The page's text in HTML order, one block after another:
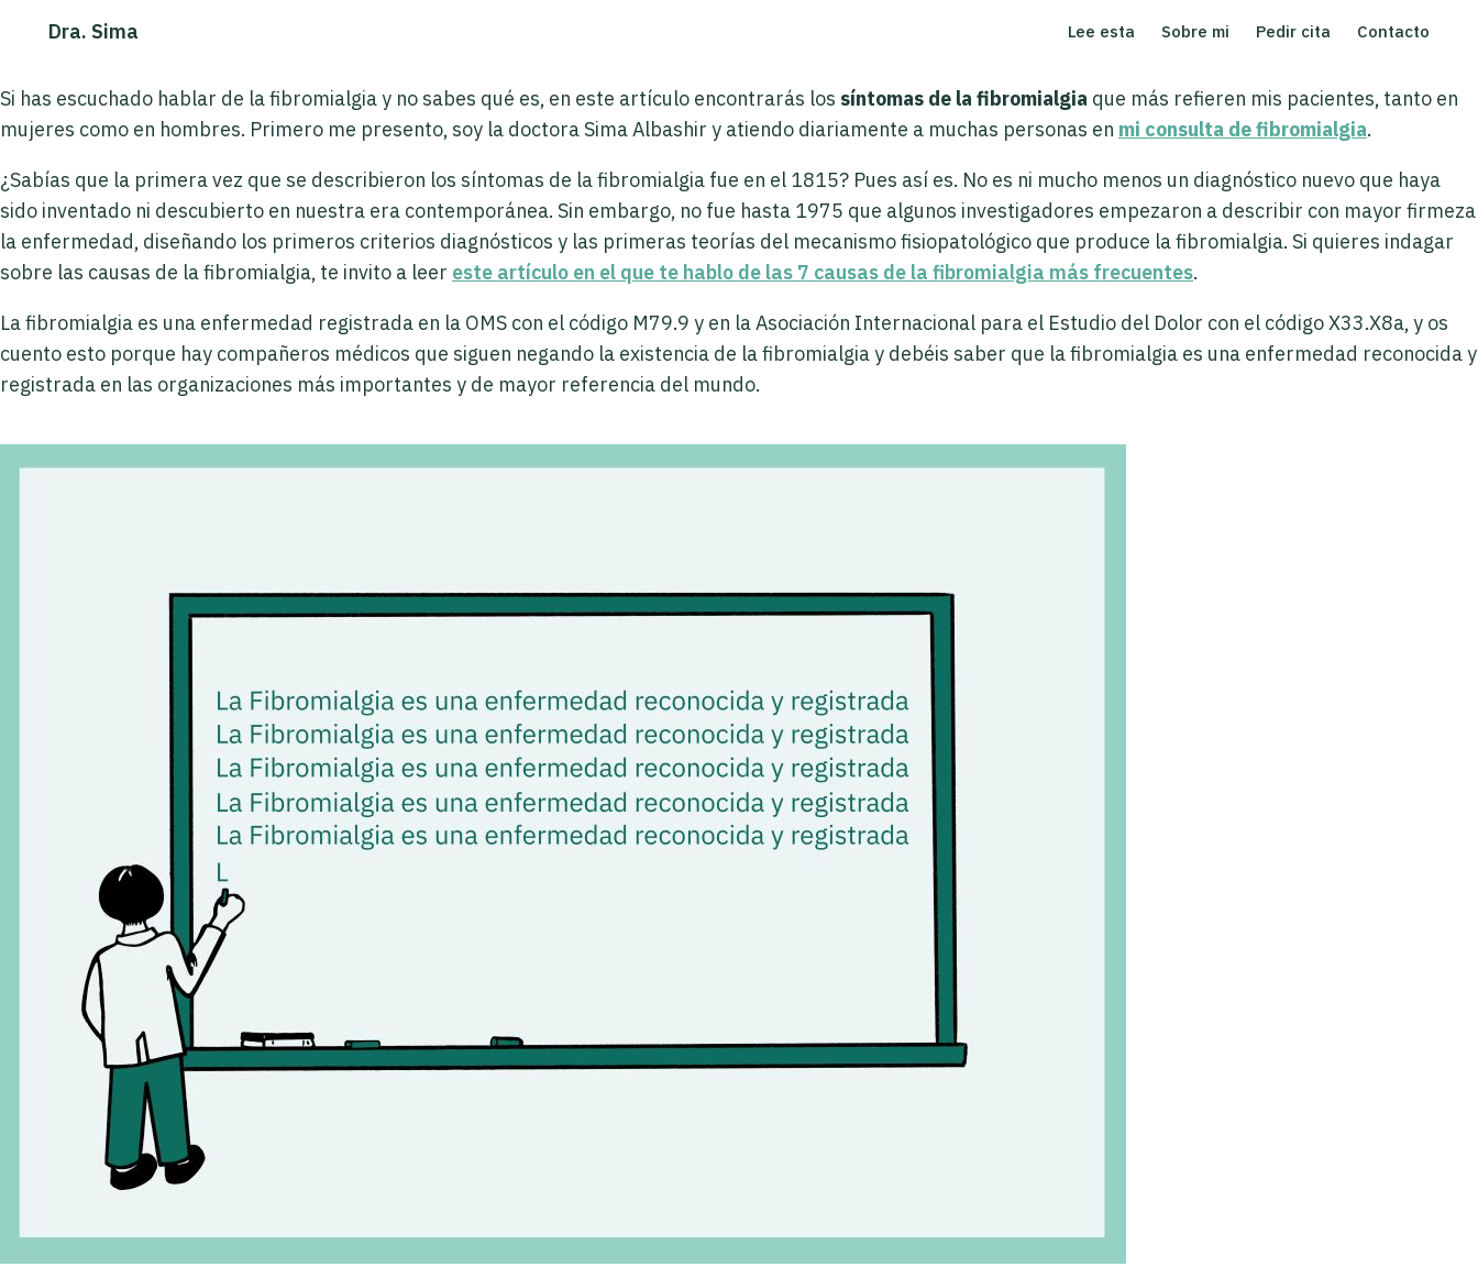
Dra. Sima Lee esta Sobre mi Pedir cita Contacto
Si has escuchado hablar de la fibromialgia y no sabes qué es, en este artículo encontrarás los síntomas de la fibromialgia que más refieren mis pacientes, tanto en
mujeres como en hombres. Primero me presento, soy la doctora Sima Albashir y atiendo diariamente a muchas personas en mi consulta de fibromialgia.
¿Sabías que la primera vez que se describieron los síntomas de la fibromialgia fue en el 1815? Pues así es. No es ni mucho menos un diagnóstico nuevo que haya
sido inventado ni descubierto en nuestra era contemporánea. Sin embargo, no fue hasta 1975 que algunos investigadores empezaron a describir con mayor firmeza
la enfermedad, diseñando los primeros criterios diagnósticos y las primeras teorías del mecanismo fisiopatológico que produce la fibromialgia. Si quieres indagar
sobre las causas de la fibromialgia, te invito a leer este artículo en el que te hablo de las 7 causas de la fibromialgia más frecuentes.
La fibromialgia es una enfermedad registrada en la OMS con el código M79.9 y en la Asociación Internacional para el Estudio del Dolor con el código X33.X8a, y os
cuento esto porque hay compañeros médicos que siguen negando la existencia de la fibromialgia y debéis saber que la fibromialgia es una enfermedad reconocida y
registrada en las organizaciones más importantes y de mayor referencia del mundo.